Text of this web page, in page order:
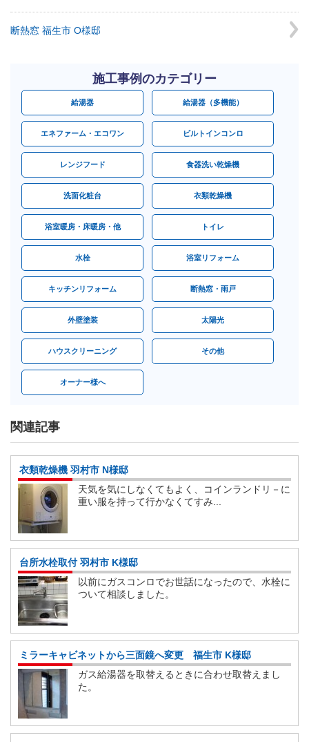
断熱窓 福生市 O様邸
施工事例のカテゴリー
給湯器 給湯器（多機能）
エネファーム・エコワン ビルトインコンロ
レンジフード 食器洗い乾燥機
洗面化粧台 衣類乾燥機
浴室暖房・床暖房・他 トイレ
水栓 浴室リフォーム
キッチンリフォーム 断熱窓・雨戸
外壁塗装 太陽光
ハウスクリーニング その他
オーナー様へ
関連記事
衣類乾燥機 羽村市 N様邸
天気を気にしなくてもよく、コインランドリ－に
重い服を持って行かなくてすみ...
台所水栓取付 羽村市 K様邸
以前にガスコンロでお世話になったので、水栓に
ついて相談しました。
ミラーキャビネットから三面鏡へ変更 福生市 K様邸
ガス給湯器を取替えるときに合わせ取替えまし
た。